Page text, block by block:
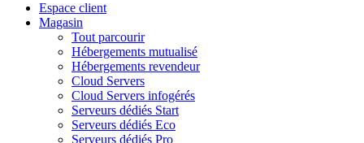
Espace client
Magasin
Tout parcourir
Hébergements mutualisé
Hébergements revendeur
Cloud Servers
Cloud Servers infogérés
Serveurs dédiés Start
Serveurs dédiés Eco
Serveurs dédiés Pro